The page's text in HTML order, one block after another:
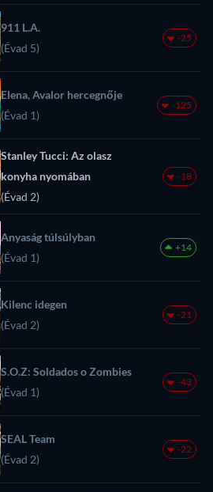
911 L.A.
(Évad 5)
-25
Elena, Avalor hercegnője
(Évad 1)
-125
Stanley Tucci: Az olasz
konyha nyomában
(Évad 2)
-18
Anyaság túlsúlyban
(Évad 1)
+14
Kilenc idegen
(Évad 2)
-21
S.O.Z: Soldados o Zombies
(Évad 1)
-43
SEAL Team
(Évad 2)
-22